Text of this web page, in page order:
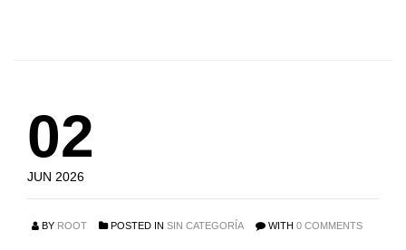
02
JUN 2026
BY ROOT POSTED IN SIN CATEGORÍA WITH 0 COMMENTS